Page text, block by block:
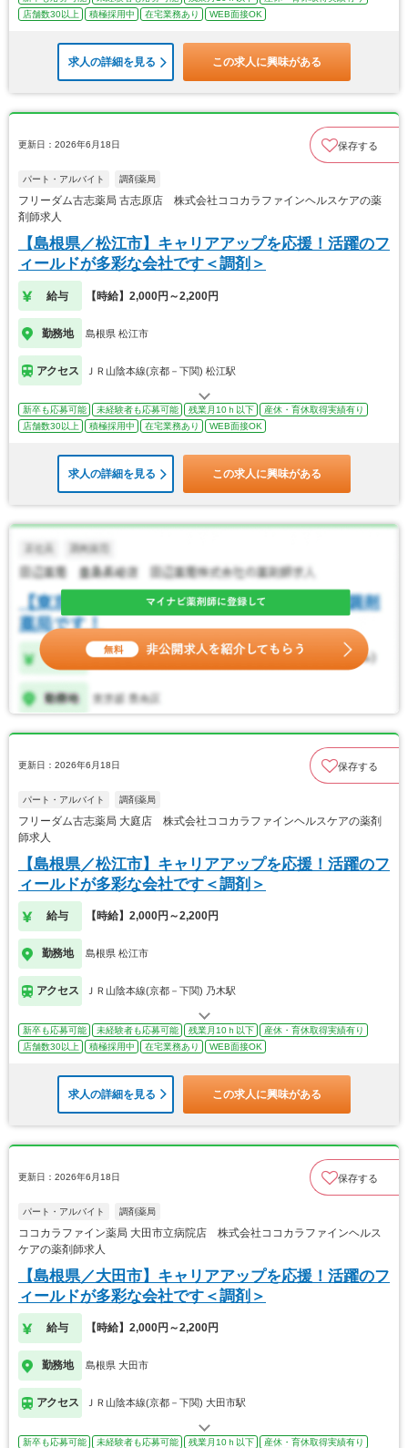
店舗数30以上
積極採用中 在宅業務あり WEB面接OK
求人の詳細を見る この求人に興味がある
更新日：2026年6月18日 保存する
パート・アルバイト 調剤薬局
フリーダム古志薬局 古志原店 株式会社ココカラファインヘルスケアの薬
剤師求人
【島根県／松江市】キャリアアップを応援！活躍のフ
ィールドが多彩な会社です＜調剤＞
給与 【時給】2,000円～2,200円
勤務地 島根県 松江市
アクセス ＪＲ山陰本線(京都－下関) 松江駅
新卒も応募可能 未経験者も応募可能 残業月10ｈ以下
産休・育休取得実績有り
店舗数30以上
積極採用中 在宅業務あり WEB面接OK
求人の詳細を見る この求人に興味がある
更新日：2026年6月18日 保存する
パート・アルバイト 調剤薬局
フリーダム古志薬局 大庭店 株式会社ココカラファインヘルスケアの薬剤
師求人
【島根県／松江市】キャリアアップを応援！活躍のフ
ィールドが多彩な会社です＜調剤＞
給与 【時給】2,000円～2,200円
勤務地 島根県 松江市
アクセス ＪＲ山陰本線(京都－下関) 乃木駅
新卒も応募可能 未経験者も応募可能 残業月10ｈ以下
産休・育休取得実績有り
店舗数30以上
積極採用中 在宅業務あり WEB面接OK
求人の詳細を見る この求人に興味がある
更新日：2026年6月18日 保存する
パート・アルバイト 調剤薬局
ココカラファイン薬局 大田市立病院店 株式会社ココカラファインヘルス
ケアの薬剤師求人
【島根県／大田市】キャリアアップを応援！活躍のフ
ィールドが多彩な会社です＜調剤＞
給与 【時給】2,000円～2,200円
勤務地 島根県 大田市
アクセス ＪＲ山陰本線(京都－下関) 大田市駅
新卒も応募可能 未経験者も応募可能 残業月10ｈ以下
産休・育休取得実績有り